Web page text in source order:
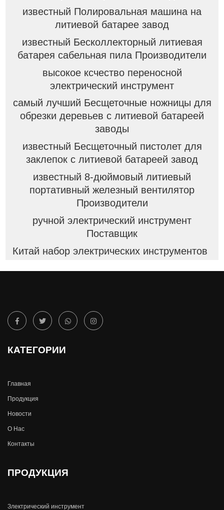
известный Полировальная машина на
литиевой батарее завод
известный Бесколлекторный литиевая
батарея сабельная пила Производители
высокое ксчество переносной
электрический инструмент
самый лучший Бесщеточные ножницы для
обрезки деревьев с литиевой батареей
заводы
известный Бесщеточный пистолет для
заклепок с литиевой батареей завод
известный 8-дюймовый литиевый
портативный железный вентилятор
Производители
ручной электрический инструмент
Поставщик
Китай набор электрических инструментов
КАТЕГОРИИ
Главная
Продукция
Новости
О Hас
Контакты
ПРОДУКЦИЯ
Злектрический инструмент